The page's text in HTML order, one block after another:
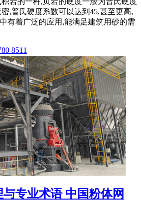
,普氏硬度系数可以达到45,甚至更高,
有着广泛的应用,能满足建筑用砂的需
8511
专业术语 中国粉体网